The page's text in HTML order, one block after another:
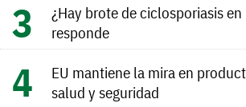
¿Hay brote de ciclosporiasis
responde
EU mantiene la mira en
salud y seguridad